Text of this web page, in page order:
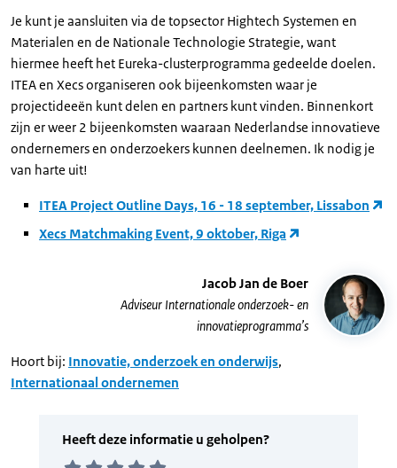
Je kunt je aansluiten via de topsector Hightech Systemen en
Materialen en de Nationale Technologie Strategie, want
hiermee heeft het Eureka-clusterprogramma gedeelde doelen.
ITEA en Xecs organiseren ook bijeenkomsten waar je
projectideeën kunt delen en partners kunt vinden. Binnenkort
zijn er weer 2 bijeenkomsten waaraan Nederlandse innovatieve
ondernemers en onderzoekers kunnen deelnemen. Ik nodig je
van harte uit!
ITEA Project Outline Days, 16 - 18 september, Lissabon
Xecs Matchmaking Event, 9 oktober, Riga
Jacob Jan de Boer
Adviseur Internationale onderzoek- en
innovatieprogramma’s
Hoort bij: Innovatie, onderzoek en onderwijs,
Internationaal ondernemen